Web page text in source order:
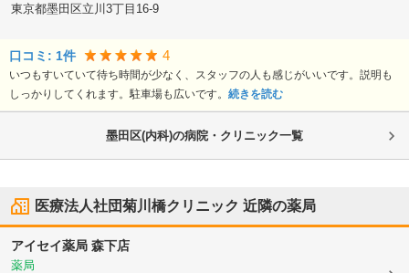
東京都墨田区立川3丁目16-9
口コミ: 1件 4
いつもすいていて待ち時間が少なく、スタッフの人も感じがいいです。説明も
しっかりしてくれます。駐車場も広いです。 続きを読む
墨田区(内科)の病院・クリニック一覧
医療法人社団菊川橋クリニック 近隣の薬局
アイセイ薬局 森下店
薬局